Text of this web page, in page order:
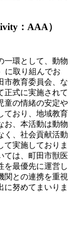
：AAA）
一環として、動物
に取り組んでお
市教育委員会、な
正式に実施されて
童の情緒の安定や
ており、地域教育
お、本活動は動物
く、社会貢献活動
て実施しておりま
ては、町田市獣医
を最優先に運営し
関との連携を重視
に努めてまいりま